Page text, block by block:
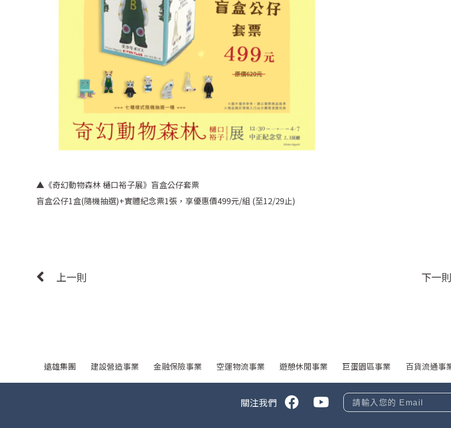
▲《奇幻動物森林 樋口裕子展》盲盒公仔套票
盲盒公仔1盒(隨機抽選)+實體紀念票1張，享優惠價499元/組 (至12/29止)
上一則 下一則
遠雄集團 建設營造事業 金融保險事業 空運物流事業 遊憩休閒事業 巨蛋園區事業 百貨流通事
關注我們